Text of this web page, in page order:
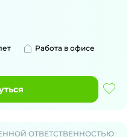
Работа в офисе
ОТВЕТСТВЕННОСТЬЮ